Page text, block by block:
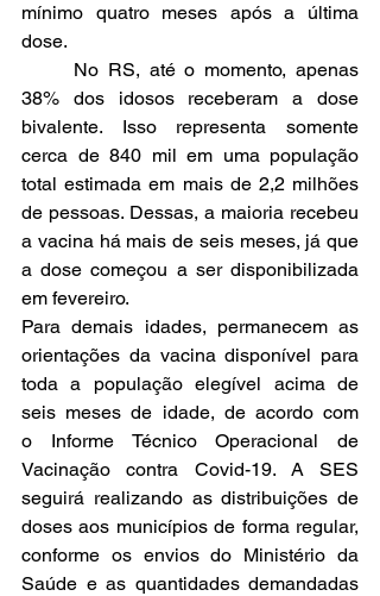
mínimo quatro meses após a última
dose.
38% dos idosos receberam a dose
bivalente. Isso representa somente
cerca de 840 mil em uma população
total estimada em mais de 2,2 milhões
de pessoas. Dessas, a maioria recebeu
a vacina há mais de seis meses, já que
a dose começou a ser disponibilizada
em fevereiro.
Para demais idades, permanecem as
orientações da vacina disponível para
toda a população elegível acima de
seis meses de idade, de acordo com
o Informe Técnico Operacional de
Vacinação contra Covid-19. A SES
seguirá realizando as distribuições de
doses aos municípios de forma regular,
conforme os envios do Ministério da
Saúde e as quantidades demandadas